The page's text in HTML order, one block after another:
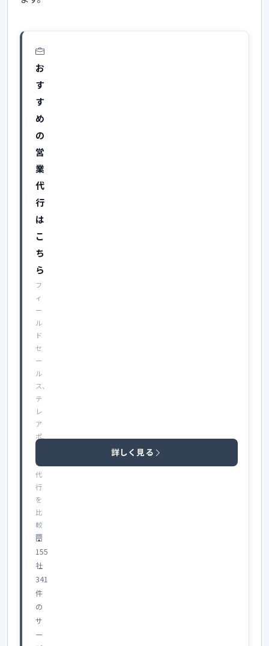
お
す
す
め
の
営
業
代
行
は
こ
ち
ら
フ
ィ
ー
ル
ド
セ
ー
ル
ス、
テ
レ
ア
ポ、
談
代
行
を
比
較
155
社
341
件
の
サ
ー
詳しく見る